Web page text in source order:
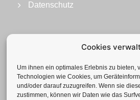
Cookies
Um ihnen ein optimales Erlebnis zu bieten,
Technologien wie Cookies, um
und/oder darauf zuzugreifen. Wenn sie
zustimmen, können wir Daten wie das
Datenschutz